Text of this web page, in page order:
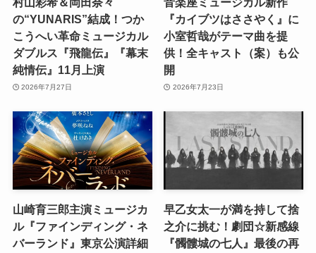
の“YUNARIS”結成！つか
こうへい革命ミュージカル
ダブルス『飛龍伝』『幕末
純情伝』11月上演
2026年7月27日
『カイブツはささやく』に
小室哲哉がテーマ曲を提
供！全キャスト（案）も公
開
2026年7月23日
山崎育三郎主演ミュージカ
ル『ファインディング・ネ
バーランド』東京公演詳細
早乙女太一が満を持して捨
之介に挑む！劇団☆新感線
『髑髏城の七人』最後の再